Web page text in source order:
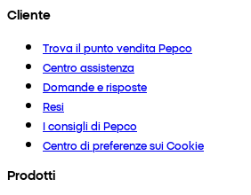
Cliente
Trova il punto vendita Pepco
Centro assistenza
Domande e risposte
Resi
I consigli di Pepco
Centro di preferenze sui Cookie
Prodotti